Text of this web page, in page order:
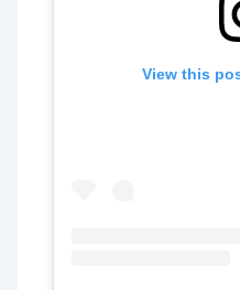
View this